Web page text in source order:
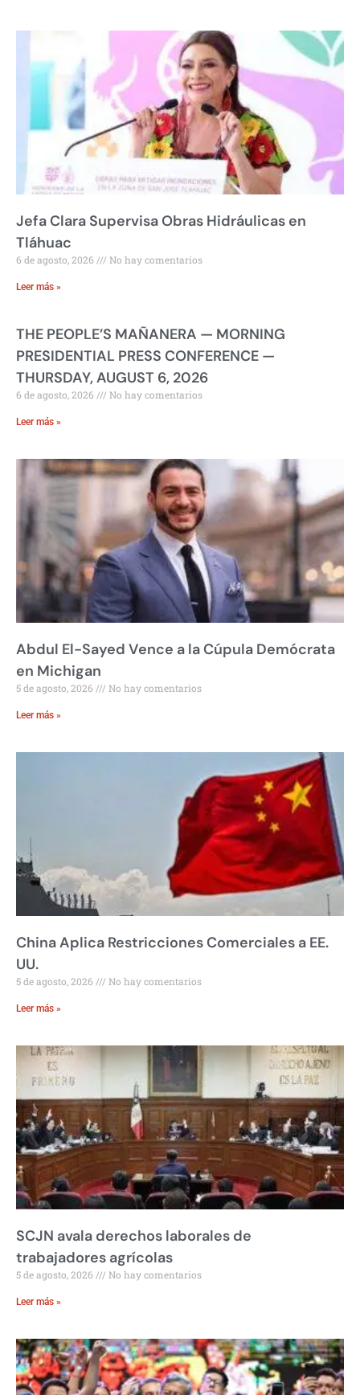
Jefa Clara Supervisa Obras Hidráulicas en
Tláhuac
6 de agosto, 2026 No hay comentarios
Leer más »
THE PEOPLE’S MAÑANERA — MORNING
PRESIDENTIAL PRESS CONFERENCE —
THURSDAY, AUGUST 6, 2026
6 de agosto, 2026 No hay comentarios
Leer más »
Abdul El-Sayed Vence a la Cúpula Demócrata
en Michigan
5 de agosto, 2026 No hay comentarios
Leer más »
China Aplica Restricciones Comerciales a EE.
UU.
5 de agosto, 2026 No hay comentarios
Leer más »
SCJN avala derechos laborales de
trabajadores agrícolas
5 de agosto, 2026 No hay comentarios
Leer más »